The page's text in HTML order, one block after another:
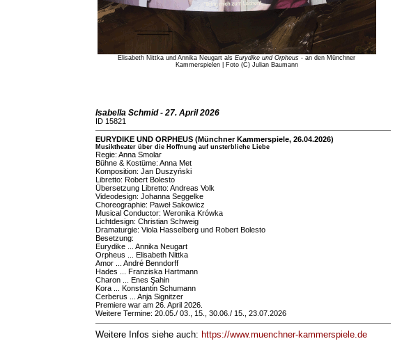
Elisabeth Nittka und Annika Neugart als Eurydike und Orpheus - an den Münchner
Kammerspielen | Foto (C) Julian Baumann
Isabella Schmid - 27. April 2026
ID 15821
EURYDIKE UND ORPHEUS (Münchner Kammerspiele, 26.04.2026)
Musiktheater über die Hoffnung auf unsterbliche Liebe
Regie: Anna Smolar
Bühne & Kostüme: Anna Met
Komposition: Jan Duszyński
Libretto: Robert Bolesto
Übersetzung Libretto: Andreas Volk
Videodesign: Johanna Seggelke
Choreographie: Paweł Sakowicz
Musical Conductor: Weronika Krówka
Lichtdesign: Christian Schweig
Dramaturgie: Viola Hasselberg und Robert Bolesto
Besetzung:
Eurydike ... Annika Neugart
Orpheus ... Elisabeth Nittka
Amor ... André Benndorff
Hades ... Franziska Hartmann
Charon ... Enes Şahin
Kora ... Konstantin Schumann
Cerberus ... Anja Signitzer
Premiere war am 26. April 2026.
Weitere Termine: 20.05./ 03., 15., 30.06./ 15., 23.07.2026
Weitere Infos siehe auch: https://www.muenchner-kammerspiele.de